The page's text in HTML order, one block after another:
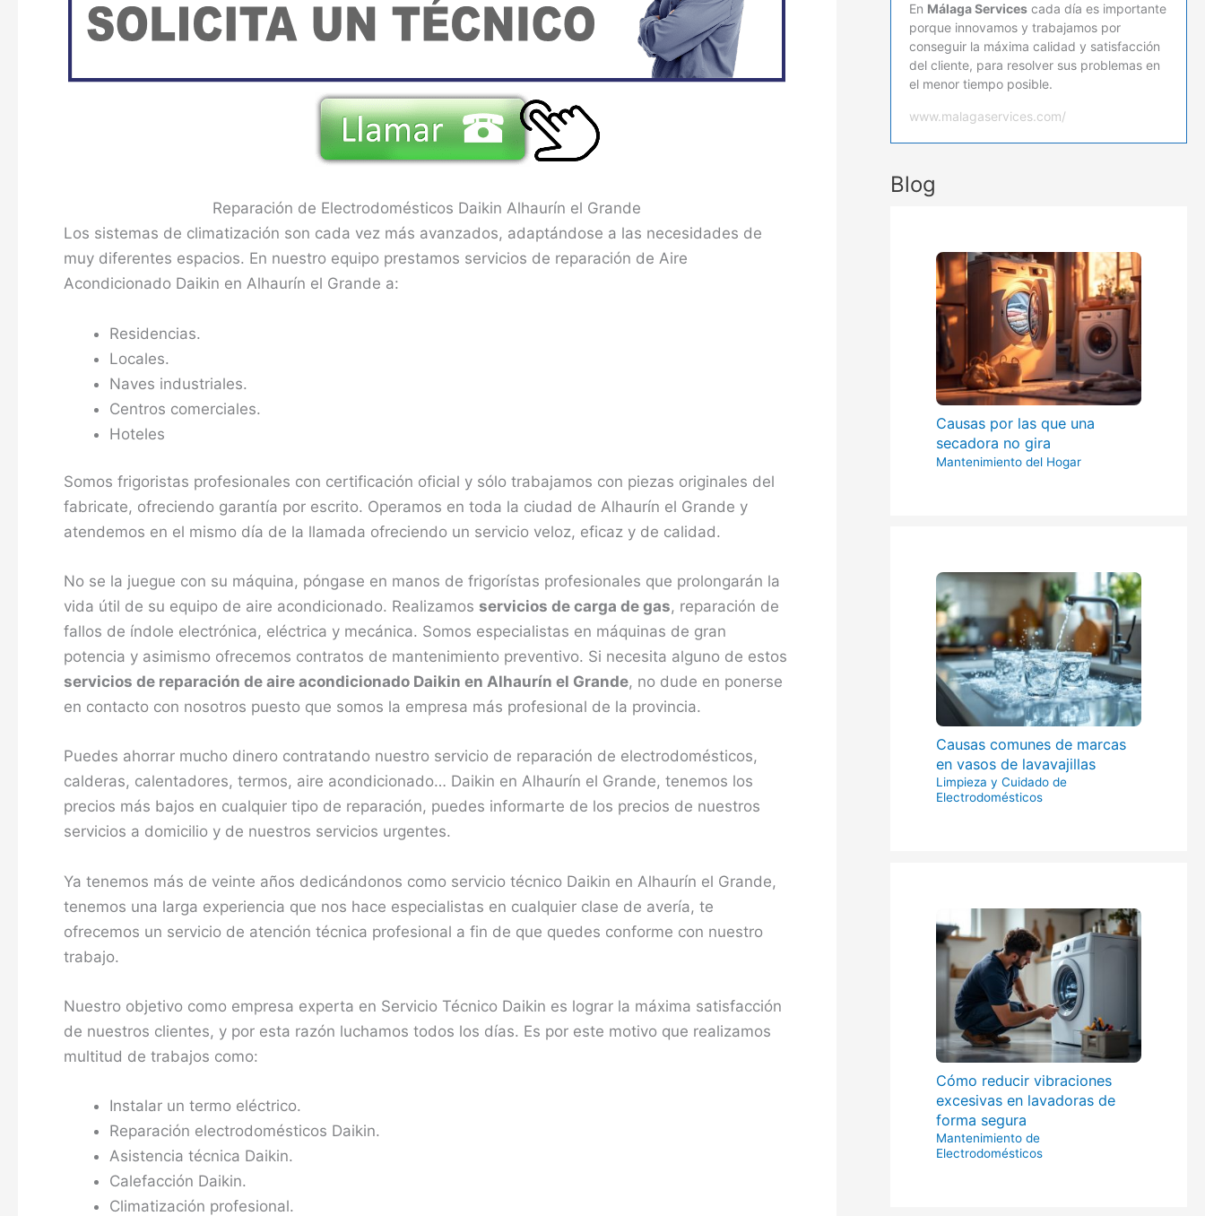
Reparación de Electrodomésticos Daikin Alhaurín el Grande
Los sistemas de climatización son cada vez más avanzados, adaptándose a las necesidades de
muy diferentes espacios. En nuestro equipo prestamos servicios de reparación de Aire
Acondicionado Daikin en Alhaurín el Grande a:
Residencias.
Locales.
Naves industriales.
Centros comerciales.
Hoteles
Somos frigoristas profesionales con certificación oficial y sólo trabajamos con piezas originales del
fabricate, ofreciendo garantía por escrito. Operamos en toda la ciudad de Alhaurín el Grande y
atendemos en el mismo día de la llamada ofreciendo un servicio veloz, eficaz y de calidad.
No se la juegue con su máquina, póngase en manos de frigorístas profesionales que prolongarán la
vida útil de su equipo de aire acondicionado. Realizamos servicios de carga de gas, reparación de
fallos de índole electrónica, eléctrica y mecánica. Somos especialistas en máquinas de gran
potencia y asimismo ofrecemos contratos de mantenimiento preventivo. Si necesita alguno de estos
servicios de reparación de aire acondicionado Daikin en Alhaurín el Grande, no dude en ponerse
en contacto con nosotros puesto que somos la empresa más profesional de la provincia.
Puedes ahorrar mucho dinero contratando nuestro servicio de reparación de electrodomésticos,
calderas, calentadores, termos, aire acondicionado… Daikin en Alhaurín el Grande, tenemos los
precios más bajos en cualquier tipo de reparación, puedes informarte de los precios de nuestros
servicios a domicilio y de nuestros servicios urgentes.
Ya tenemos más de veinte años dedicándonos como servicio técnico Daikin en Alhaurín el Grande,
tenemos una larga experiencia que nos hace especialistas en cualquier clase de avería, te
ofrecemos un servicio de atención técnica profesional a fin de que quedes conforme con nuestro
trabajo.
Nuestro objetivo como empresa experta en Servicio Técnico Daikin es lograr la máxima satisfacción
de nuestros clientes, y por esta razón luchamos todos los días. Es por este motivo que realizamos
multitud de trabajos como:
Instalar un termo eléctrico.
Reparación electrodomésticos Daikin.
Asistencia técnica Daikin.
Calefacción Daikin.
Climatización profesional.
En Málaga Servicescada día es importante
porque innovamos y trabajamos por
conseguir la máxima calidad y satisfacción
del cliente, para resolver sus problemas en
el menor tiempo posible.
www.malagaservices.com/
Blog
Causas por las que una
secadora no gira
Mantenimiento del Hogar
Causas comunes de marcas
en vasos de lavavajillas
Limpieza y Cuidado de
Electrodomésticos
Cómo reducir vibraciones
excesivas en lavadoras de
forma segura
Mantenimiento de
Electrodomésticos